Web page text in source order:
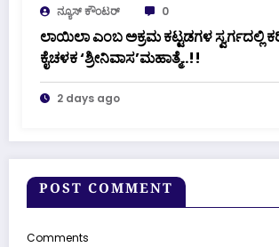
ನ್ಯೂಸ್ ಕೌಂಟರ್ 0
ಲಾಯಿಲಾ ಎಂಬ ಅಕ್ರಮ ಕಟ್ಟಡಗಳ ಸ್ವರ್ಗದಲ್ಲಿ
ಕೈಚಳಕ ‘ಶ್ರೀನಿವಾಸ’ಮಹಾತ್ಮೆ..!!
2 days ago
POST COMMENT
Comments